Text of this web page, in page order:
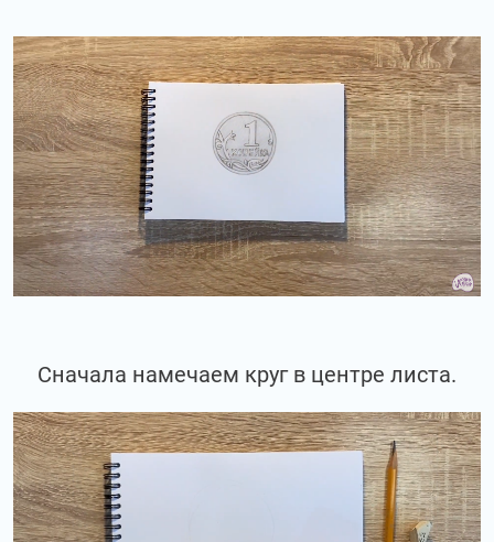
Сначала намечаем круг в центре листа.